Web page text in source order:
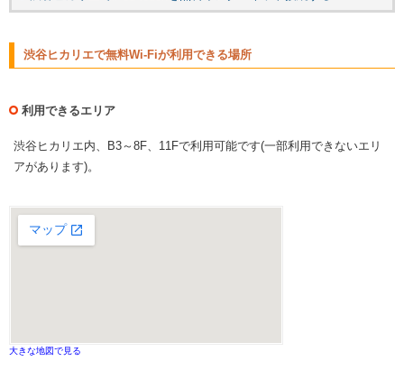
渋谷ヒカリエで無料Wi-Fiが利用できる場所
利用できるエリア
渋谷ヒカリエ内、B3～8F、11Fで利用可能です(一部利用できないエリ
アがあります)。
大きな地図で見る